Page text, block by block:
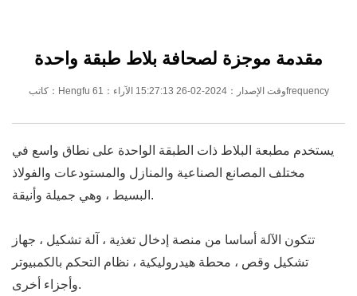
مقدمة موجزة لصحافة بلاط طبقة واحدة
كاتب：Hengfu وقت الإصدار：2024-02-26 15:27:13 الآراء：61frequency
يستخدم مطبعة البلاط ذات الطبقة الواحدة على نطاق واسع في
مختلف المصانع الصناعية والمنازل والمستودعات والفولاذ
البسيط ، وهي جميلة وأنيقة.
تتكون الآلة أساسا من منصة إدخال تغذية ، آلة تشكيل ، جهاز
تشكيل وقص ، محطة هيدروليكية ، نظام التحكم بالكمبيوتر
وأجزاء أخرى.